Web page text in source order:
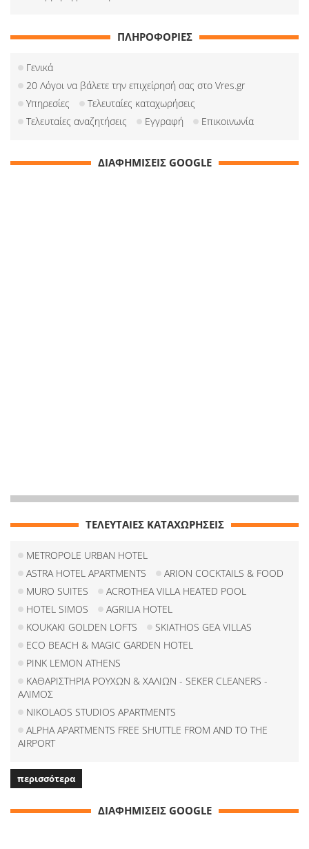
ΠΛΗΡΟΦΟΡΙΕΣ
Γενικά
20 Λόγοι να βάλετε την επιχείρησή σας στο Vres.gr
Υπηρεσίες
Τελευταίες καταχωρήσεις
Τελευταίες αναζητήσεις
Εγγραφή Επικοινωνία
ΔΙΑΦΗΜΙΣΕΙΣ GOOGLE
ΤΕΛΕΥΤΑΙΕΣ ΚΑΤΑΧΩΡΗΣΕΙΣ
METROPOLE URBAN HOTEL
ASTRA HOTEL APARTMENTS
ARION COCKTAILS & FOOD
MURO SUITES
ACROTHEA VILLA HEATED POOL
HOTEL SIMOS
AGRILIA HOTEL
KOUKAKI GOLDEN LOFTS
SKIATHOS GEA VILLAS
ECO BEACH & MAGIC GARDEN HOTEL
PINK LEMON ATHENS
ΚΑΘΑΡΙΣΤΗΡΙΑ ΡΟΥΧΩΝ & ΧΑΛΙΩΝ - SEKER CLEANERS -
ΑΛΙΜΟΣ
NIKOLAOS STUDIOS APARTMENTS
ALPHA APARTMENTS FREE SHUTTLE FROM AND TO THE
AIRPORT
περισσότερα
ΔΙΑΦΗΜΙΣΕΙΣ GOOGLE